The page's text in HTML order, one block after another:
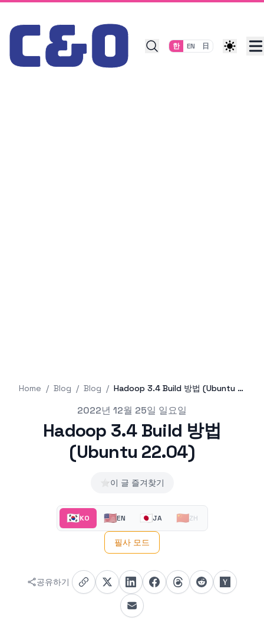
Skip to content
한 EN 日
Home / Blog / Blog / Hadoop 3.4 Build 방법 (Ubuntu 22.04)
2022년 12월 25일 일요일
Hadoop 3.4 Build 방법
(Ubuntu 22.04)
⭐이 글 즐겨찾기
🇰🇷KO 🇺🇸EN 🇯🇵JA 🇨🇳ZH
필사 모드
공유하기